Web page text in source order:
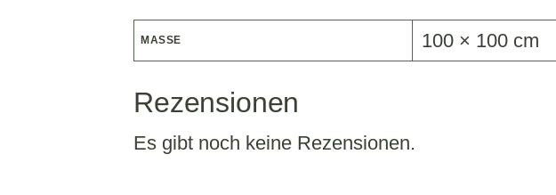
MASSE 100 × 100 cm
Rezensionen
Es gibt noch keine Rezensionen.